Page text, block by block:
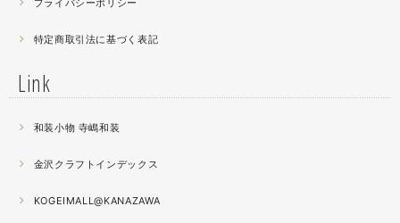
薔薇のブローチ木地制作中。
薄く作らねば。。。パキッとやってしまったときの悲しさ
秋の催事シーズンに向けてまた木地を作り始めました。
特定商取引法に基づく表記
Link
和装小物 寺嶋和装
金沢クラフトインデックス
KOGEIMALL@KANAZAWA